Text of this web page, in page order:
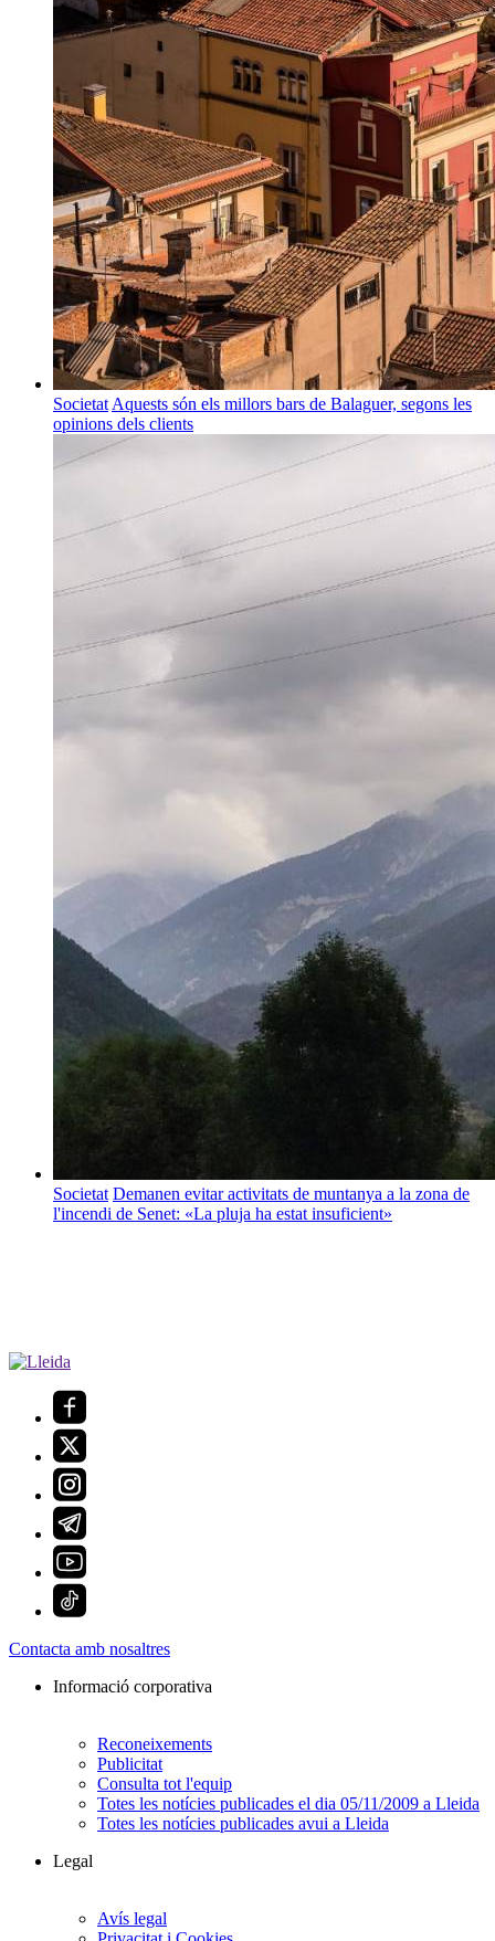
Societat Aquests són els millors bars de Balaguer, segons les
opinions dels clients
Societat Demanen evitar activitats de muntanya a la zona de
l'incendi de Senet: «La pluja ha estat insuficient»
Contacta amb nosaltres
Informació corporativa
Reconeixements
Publicitat
Consulta tot l'equip
Totes les notícies publicades el dia 05/11/2009 a Lleida
Totes les notícies publicades avui a Lleida
Legal
Avís legal